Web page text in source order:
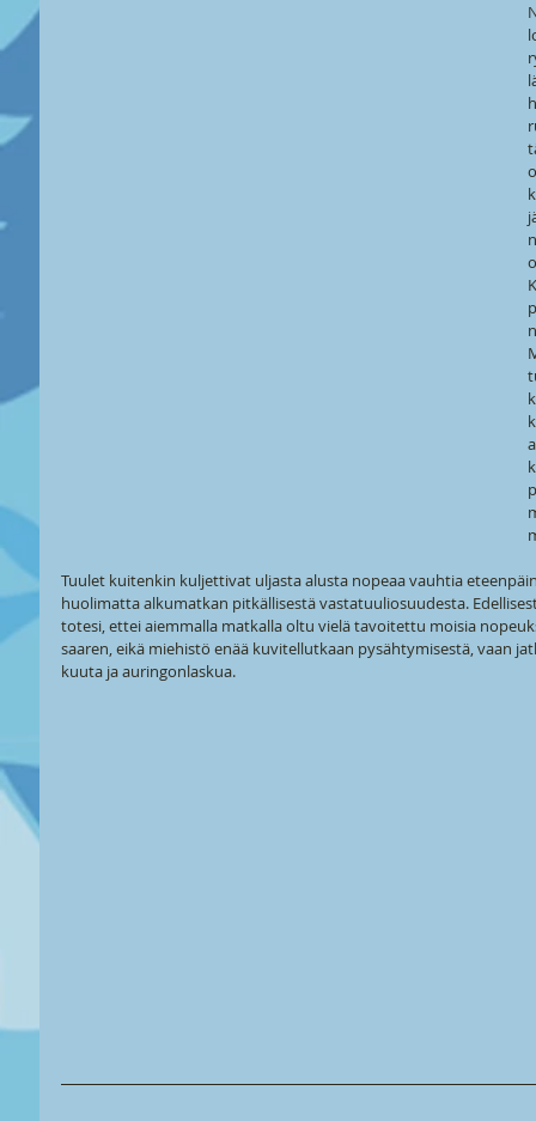
Tuulet kuitenkin kuljettivat uljasta alusta nopeaa vauhtia
huolimatta alkumatkan pitkällisestä vastatuuliosuudesta.
totesi, ettei aiemmalla matkalla oltu vielä tavoitettu moisia
saaren, eikä miehistö enää kuvitellutkaan pysähtymisestä, vaan
kuuta ja auringonlaskua.